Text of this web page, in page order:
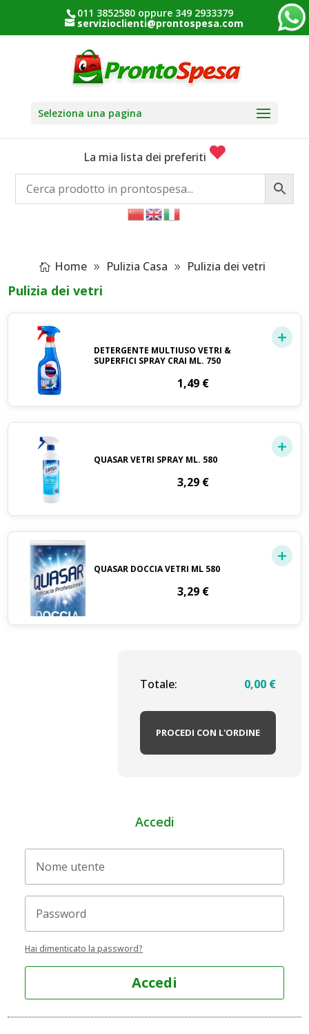
011 3852580 oppure 349 2933379
servizioclienti@prontospesa.com
Seleziona una pagina
La mia lista dei preferiti
Home Pulizia Casa Pulizia dei vetri
Pulizia dei vetri
DETERGENTE MULTIUSO VETRI &
SUPERFICI SPRAY CRAI ML. 750
1,49 €
QUASAR VETRI SPRAY ML. 580
3,29 €
QUASAR DOCCIA VETRI ML 580
3,29 €
Totale: 0,00 €
PROCEDI CON L'ORDINE
Accedi
Hai dimenticato la password?
Accedi